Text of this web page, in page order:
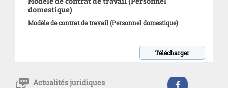
domestique)
Modèle de contrat de travail (Personnel domestique)
Télécharger
Actualités juridiques